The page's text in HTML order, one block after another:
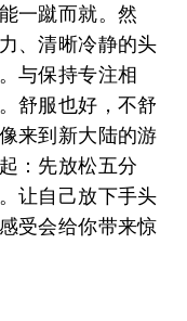
一蹴而就。然
、清晰冷静的头
与保持专注相
舒服也好，不舒
来到新大陆的游
：先放松五分
让自己放下手头
受会给你带来惊